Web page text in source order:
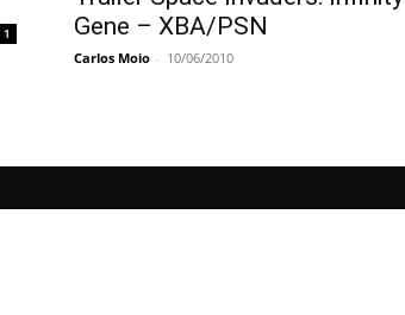
1
Gene – XBA/PSN
Carlos Moio - 10/06/2010